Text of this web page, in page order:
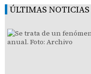
ÚLTIMAS NOTICIAS